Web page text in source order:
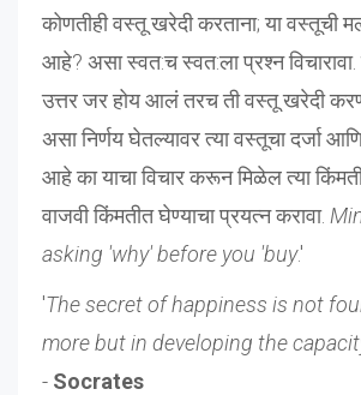
कोणतीही वस्तू खरेदी करताना; या वस्तूची
आहे? असा स्वत:च स्वत:ला प्रश्न
उत्तर जर होय आलं तरच ती वस्तू खरेदी
असा निर्णय घेतल्यावर त्या वस्तूचा दर्जा
आहे का याचा विचार करून मिळेल त्या
वाजवी किंमतीत घेण्याचा प्रयत्न करावा.
asking 'why' before you 'buy.'
'The secret of happiness is not
more but in developing the
- Socrates